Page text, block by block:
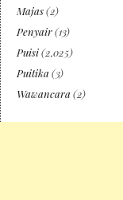
Majas(2)
Penyair(13)
Puisi(2,025)
Puitika (3)
Wawancara (2)